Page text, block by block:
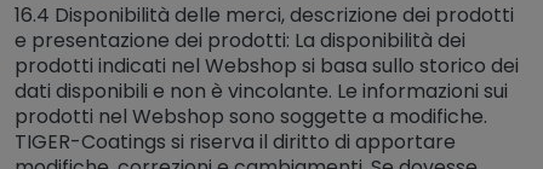
16.4 Disponibilità delle merci, descrizione dei prodotti
e presentazione dei prodotti: La disponibilità dei
prodotti indicati nel Webshop si basa sullo storico dei
dati disponibili e non è vincolante. Le informazioni sui
prodotti nel Webshop sono soggette a modifiche.
TIGER-Coatings si riserva il diritto di apportare